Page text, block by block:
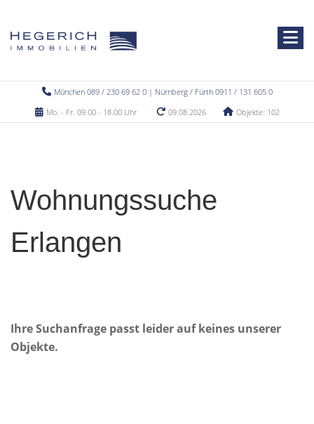
München 089 / 230 69 62 0 | Nürnberg / Fürth 0911 / 131 605 0
Mo. - Fr. 09.00 - 18.00 Uhr
09.08.2026 Objekte: 102
Wohnungssuche
Erlangen
Ihre Suchanfrage passt leider auf keines unserer
Objekte.